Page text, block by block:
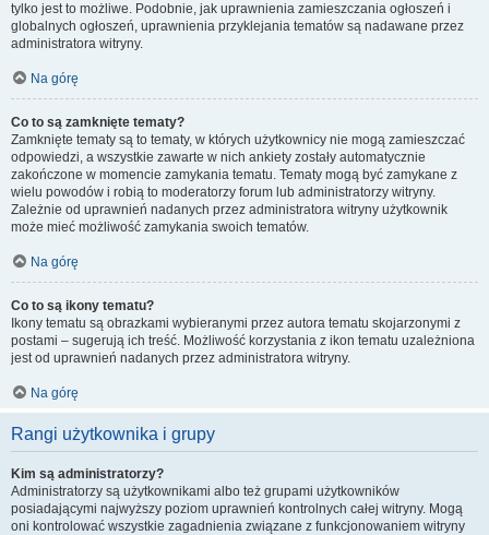
tylko jest to możliwe. Podobnie, jak uprawnienia zamieszczania ogłoszeń i
globalnych ogłoszeń, uprawnienia przyklejania tematów są nadawane przez
administratora witryny.
Na górę
Co to są zamknięte tematy?
Zamknięte tematy są to tematy, w których użytkownicy nie mogą zamieszczać
odpowiedzi, a wszystkie zawarte w nich ankiety zostały automatycznie
zakończone w momencie zamykania tematu. Tematy mogą być zamykane z
wielu powodów i robią to moderatorzy forum lub administratorzy witryny.
Zależnie od uprawnień nadanych przez administratora witryny użytkownik
może mieć możliwość zamykania swoich tematów.
Na górę
Co to są ikony tematu?
Ikony tematu są obrazkami wybieranymi przez autora tematu skojarzonymi z
postami – sugerują ich treść. Możliwość korzystania z ikon tematu uzależniona
jest od uprawnień nadanych przez administratora witryny.
Na górę
Rangi użytkownika i grupy
Kim są administratorzy?
Administratorzy są użytkownikami albo też grupami użytkowników
posiadającymi najwyższy poziom uprawnień kontrolnych całej witryny. Mogą
oni kontrolować wszystkie zagadnienia związane z funkcjonowaniem witryny